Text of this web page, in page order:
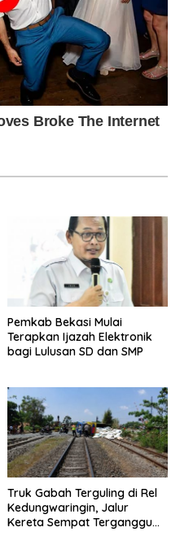
Pemkab Bekasi Mulai
Terapkan Ijazah Elektronik
bagi Lulusan SD dan SMP
Truk Gabah Terguling di Rel
Kedungwaringin, Jalur
Kereta Sempat Terganggu